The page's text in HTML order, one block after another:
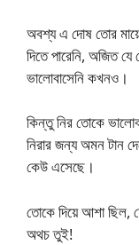
অবশ্য এ দোষ তোর
দিতে পারেনি, অজিত যে
ভালোবাসেনি কখনও।
কিন্তু নির তোকে
নিরার জন্য অমন টান
কেউ এসেছে।
তোকে দিয়ে আশা ছিল,
অথচ তুই!